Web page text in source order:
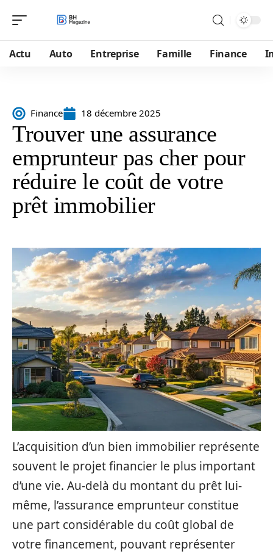
Actu Auto Entreprise Famille Finance
Finance 18 décembre 2025
Trouver une assurance
emprunteur pas cher pour
réduire le coût de votre
prêt immobilier
L’acquisition d’un bien immobilier représente
souvent le projet financier le plus important
d’une vie. Au-delà du montant du prêt lui-
même, l’assurance emprunteur constitue
une part considérable du coût global de
votre financement, pouvant représenter